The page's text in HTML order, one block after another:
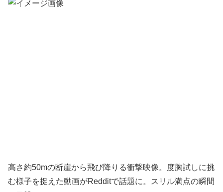
高さ約50mの断崖から飛び降りる衝撃映像。度胸試しに挑
む様子を捉えた動画がRedditで話題に。スリル満点の瞬間